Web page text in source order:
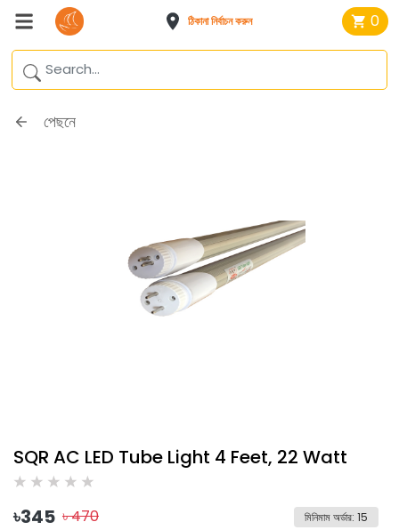
ঠিকানা নির্বাচন করুন 0
পেছনে
SQR AC LED Tube Light 4 Feet, 22 Watt
৳345 ৳470 মিনিমাম অর্ডার: 15